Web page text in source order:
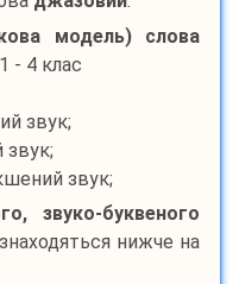
модель) слова
- 4 клас
звук;
звук;
звук;
звуко-буквеного
нижче на